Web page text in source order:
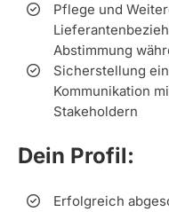
Pflege und
Abstimmung
Sicherstellung
Kommunikation
Stakeholdern
Dein Profil:
Erfolgreich